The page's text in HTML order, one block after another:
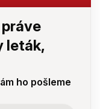
leták,
ho pošleme